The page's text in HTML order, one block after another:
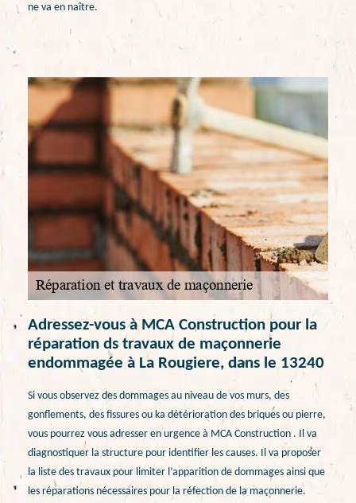
ne va en naître.
Adressez-vous à MCA Construction pour la
réparation ds travaux de maçonnerie
endommagée à La Rougiere, dans le 13240
Si vous observez des dommages au niveau de vos murs, des
gonflements, des fissures ou ka détérioration des briques ou pierre,
vous pourrez vous adresser en urgence à MCA Construction . Il va
diagnostiquer la structure pour identifier les causes. Il va proposer
la liste des travaux pour limiter l’apparition de dommages ainsi que
les réparations nécessaires pour la réfection de la maçonnerie.